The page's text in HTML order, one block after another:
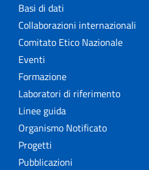
Basi di dati
Collaborazioni internazionali
Comitato Etico Nazionale
Eventi
Formazione
Laboratori di riferimento
Linee guida
Organismo Notificato
Progetti
Pubblicazioni